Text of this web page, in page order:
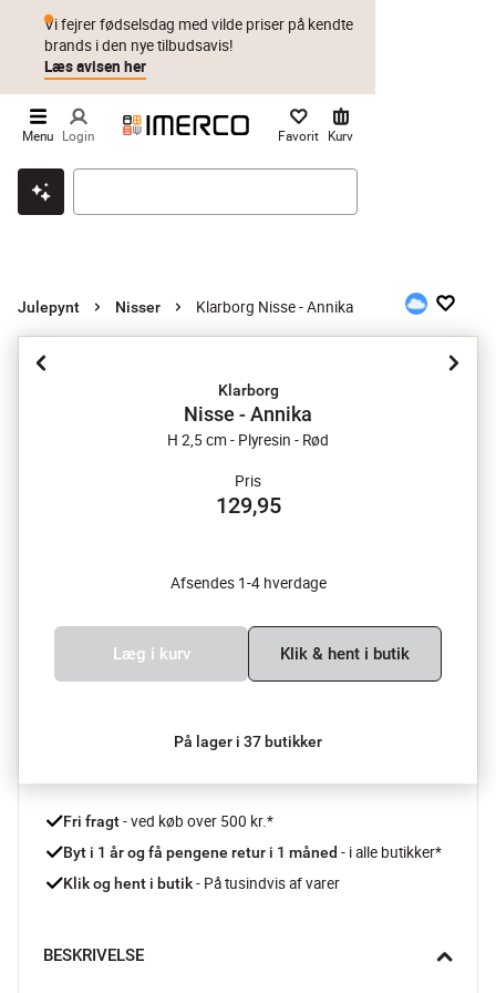
Klik & hent Byt i 1 år Prismatch
Vi fejrer fødselsdag med vilde priser på kendte
brands i den nye tilbudsavis!
Læs avisen her
Menu Login Favorit Kurv
Julepynt Nisser Klarborg Nisse - Annika
Klarborg
Nisse - Annika
H 2,5 cm - Plyresin - Rød
Pris
129,95
Afsendes 1-4 hverdage
Læg i kurv Klik & hent i butik
På lager i 37 butikker
Fri fragt - ved køb over 500 kr.*
Byt i 1 år og få pengene retur i 1 måned - i alle butikker*
Klik og hent i butik - På tusindvis af varer
BESKRIVELSE